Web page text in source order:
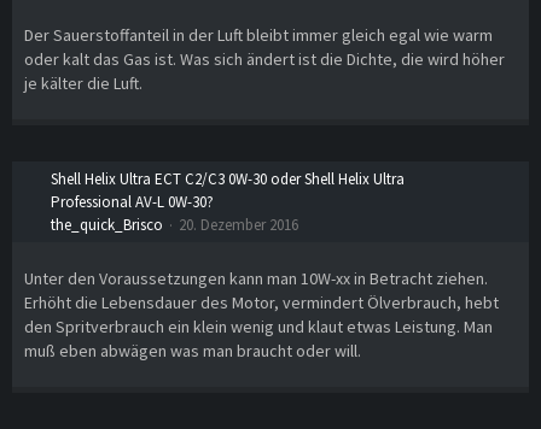
Der Sauerstoffanteil in der Luft bleibt immer gleich egal wie warm
oder kalt das Gas ist. Was sich ändert ist die Dichte, die wird höher
je kälter die Luft.
Shell Helix Ultra ECT C2/C3 0W-30 oder Shell Helix Ultra
Professional AV-L 0W-30?
the_quick_Brisco
20. Dezember 2016
Unter den Voraussetzungen kann man 10W-xx in Betracht ziehen.
Erhöht die Lebensdauer des Motor, vermindert Ölverbrauch, hebt
den Spritverbrauch ein klein wenig und klaut etwas Leistung. Man
muß eben abwägen was man braucht oder will.